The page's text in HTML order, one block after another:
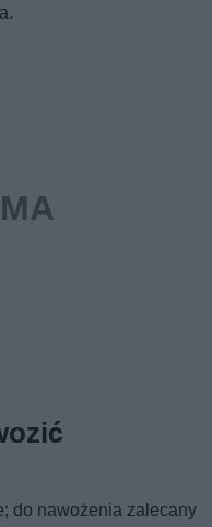
do nawożenia zalecany